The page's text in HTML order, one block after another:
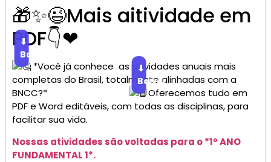
🎁✨😉Mais aitividade em
PDF👇❤
⬇
Baixar
*Você já conhece as atividades anuais mais
completas do Brasil, totalmente alinhadas com a
BNCC?*
⬇
Baixar
Oferecemos tudo em
PDF e Word editáveis, com todas as disciplinas, para
facilitar sua vida.
Nossas atividades são voltadas para o *1º ANO
FUNDAMENTAL 1*.